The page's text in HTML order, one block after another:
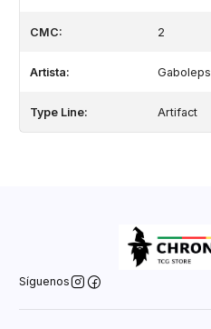
CMC: 2
Artista: Gaboleps
Type Line: Artifact
Síguenos